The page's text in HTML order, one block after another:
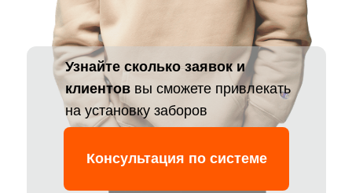
Узнайте сколько заявок и
клиентов вы сможете привлекать
на установку заборов
Консультация по системе